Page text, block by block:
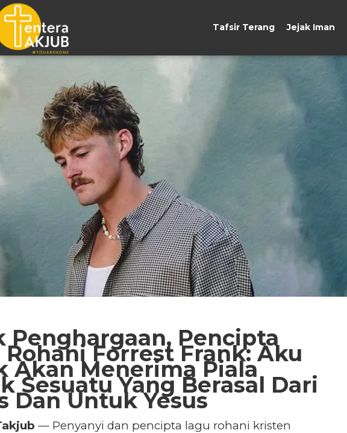
Tafsir Terang Jejak Iman
Penghargaan, Pencipta
Rohani Forrest Frank: Aku
Akan Menerima Piala
Sesuatu Yang Berasal Dari
Dan Untuk Yesus
— Penyanyi dan pencipta lagu rohani kristen